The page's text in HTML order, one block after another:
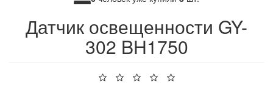
Датчик освещенности GY-
302 BH1750